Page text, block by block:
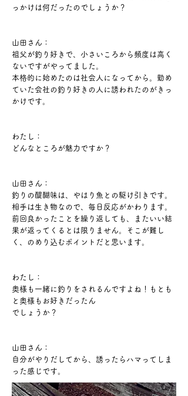
っかけは何だったのでしょうか？
山田さん：
祖父が釣り好きで、小さいころから頻度は高く
ないですがやってました。
本格的に始めたのは社会人になってから。勤め
ていた会社の釣り好きの人に誘われたのがきっ
かけです。
わたし：
どんなところが魅力ですか？
山田さん：
釣りの醍醐味は、やはり魚との駆け引きです。
相手は生き物なので、毎日反応がかわります。
前回良かったことを繰り返しても、またいい結
果が返ってくるとは限りません。そこが難し
く、のめり込むポイントだと思います。
わたし：
奥様も一緒に釣りをされるんですよね！もとも
と奥様もお好きだったん
でしょうか？
山田さん：
自分がやりだしてから、誘ったらハマってしま
った感じです。